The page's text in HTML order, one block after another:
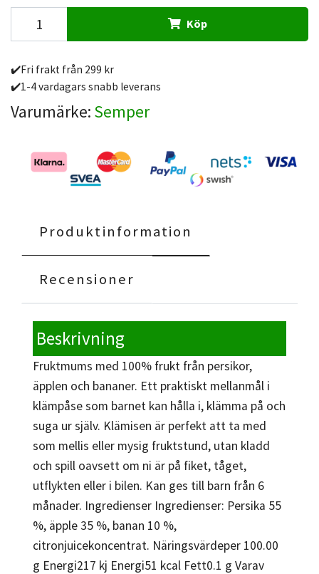
Köp
✔️Fri frakt från 299 kr
✔️1-4 vardagars snabb leverans
Varumärke: Semper
Produktinformation
Recensioner
Beskrivning
Fruktmums med 100% frukt från persikor,
äpplen och bananer. Ett praktiskt mellanmål i
klämpåse som barnet kan hålla i, klämma på och
suga ur själv. Klämisen är perfekt att ta med
som mellis eller mysig fruktstund, utan kladd
och spill oavsett om ni är på fiket, tåget,
utflykten eller i bilen. Kan ges till barn från 6
månader. Ingredienser Ingredienser: Persika 55
%, äpple 35 %, banan 10 %,
citronjuicekoncentrat. Näringsvärdeper 100.00
g Energi217 kj Energi51 kcal Fett0.1 g Varav